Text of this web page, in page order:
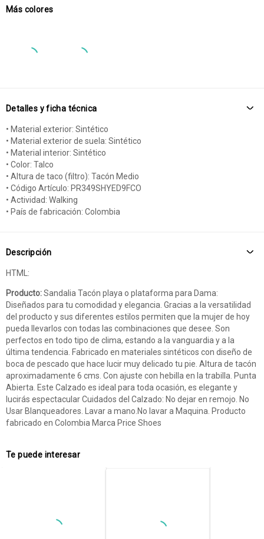
Más colores
Detalles y ficha técnica
• Material exterior: Sintético
• Material exterior de suela: Sintético
• Material interior: Sintético
• Color: Talco
• Altura de taco (filtro): Tacón Medio
• Código Artículo: PR349SHYED9FCO
• Actividad: Walking
• País de fabricación: Colombia
Descripción
HTML:
Producto:Sandalia Tacón playa o plataforma para Dama:
Diseñados para tu comodidad y elegancia. Gracias a la versatilidad
del producto y sus diferentes estilos permiten que la mujer de hoy
pueda llevarlos con todas las combinaciones que desee. Son
perfectos en todo tipo de clima, estando a la vanguardia y a la
última tendencia. Fabricado en materiales sintéticos con diseño de
boca de pescado que hace lucir muy delicado tu pie. Altura de tacón
aproximadamente 6 cms. Con ajuste con hebilla en la trabilla. Punta
Abierta. Este Calzado es ideal para toda ocasión, es elegante y
lucirás espectacular Cuidados del Calzado: No dejar en remojo. No
Usar Blanqueadores. Lavar a mano.No lavar a Maquina. Producto
fabricado en Colombia Marca Price Shoes
Te puede interesar